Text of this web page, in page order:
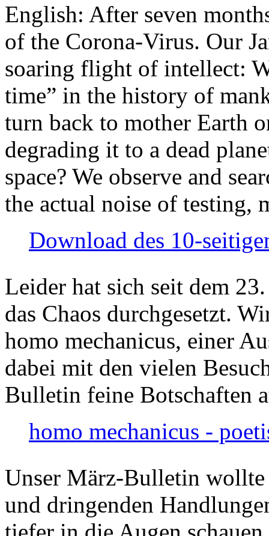
English: After seven
of the Corona-Virus. Our
soaring flight of intellect:
time” in the history of
turn back to mother Earth
degrading it to a dead
space? We observe and
the actual noise of testing,
Download des 10-
Leider hat sich seit dem
das Chaos durchgesetzt.
homo mechanicus, einer
dabei mit den vielen
Bulletin feine Botschaften
homo mechanicus -
Unser März-Bulletin
und dringenden